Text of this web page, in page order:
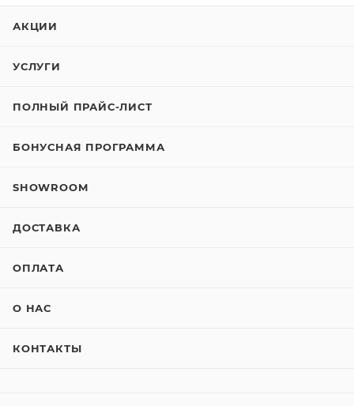
АКЦИИ
УСЛУГИ
ПОЛНЫЙ ПРАЙС-ЛИСТ
БОНУСНАЯ ПРОГРАММА
SHOWROOM
ДОСТАВКА
ОПЛАТА
О НАС
КОНТАКТЫ